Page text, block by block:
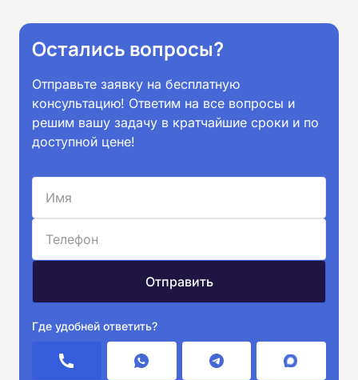
Остались вопросы?
Отправьте заявку на бесплатную
консультацию! Ответим на все вопросы и
решим вашу задачу в кратчайшие сроки и по
доступной цене!
Где удобней ответить?